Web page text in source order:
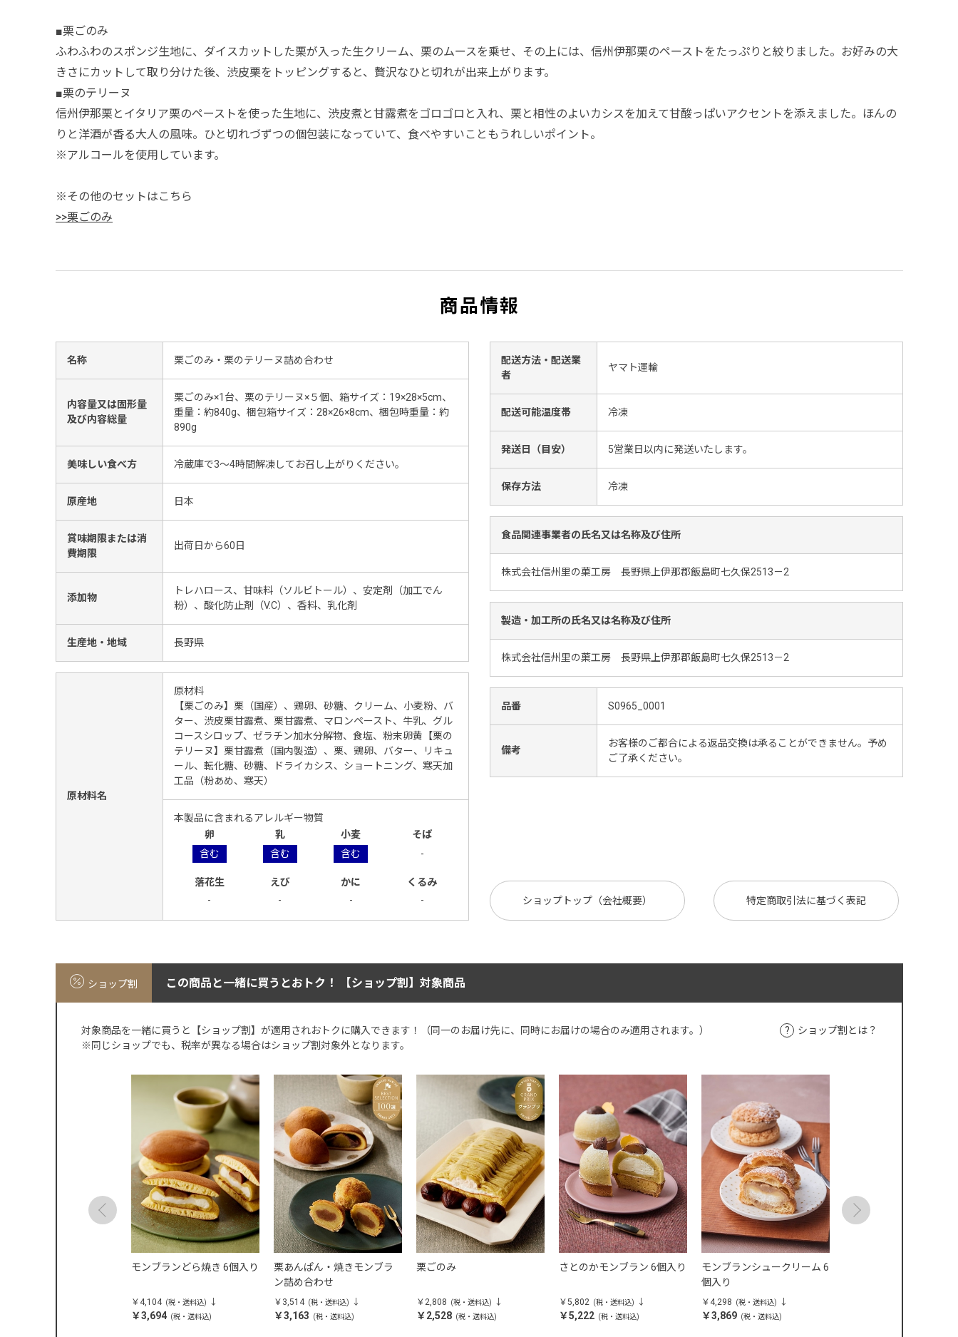
■栗ごのみ
ふわふわのスポンジ生地に、ダイスカットした栗が入った生クリーム、栗のムースを乗せ、その上には、信州伊那栗のペーストをたっぷりと絞りました。お好みの大
きさにカットして取り分けた後、渋皮栗をトッピングすると、贅沢なひと切れが出来上がります。
■栗のテリーヌ
信州伊那栗とイタリア栗のペーストを使った生地に、渋皮煮と甘露煮をゴロゴロと入れ、栗と相性のよいカシスを加えて甘酸っぱいアクセントを添えました。ほんの
りと洋酒が香る大人の風味。ひと切れづずつの個包装になっていて、食べやすいこともうれしいポイント。
※アルコールを使用しています。
※その他のセットはこちら
>>栗ごのみ
商品情報
名称 栗ごのみ・栗のテリーヌ詰め合わせ
内容量又は固形量
及び内容総量
栗ごのみ×1台、栗のテリーヌ×５個、箱サイズ：19×28×5cm、
重量：約840g、梱包箱サイズ：28×26×8cm、梱包時重量：約
890g
美味しい食べ方 冷蔵庫で3～4時間解凍してお召し上がりください。
原産地 日本
賞味期限または消
費期限
出荷日から60日
添加物
トレハロース、甘味料（ソルビトール）、安定剤（加工でん
粉）、酸化防止剤（V.C）、香料、乳化剤
生産地・地域 長野県
原材料名
原材料
【栗ごのみ】栗（国産）、鶏卵、砂糖、クリーム、小麦粉、バ
ター、渋皮栗甘露煮、栗甘露煮、マロンペースト、牛乳、グル
コースシロップ、ゼラチン加水分解物、食塩、粉末卵黄【栗の
テリーヌ】栗甘露煮（国内製造）、栗、鶏卵、バター、リキュ
ール、転化糖、砂糖、ドライカシス、ショートニング、寒天加
工品（粉あめ、寒天）
本製品に含まれるアレルギー物質
卵
乳 小麦
そば
含む
含む 含む -
落花生 えび かに
くるみ
-
- - -
配送方法・配送業
者
ヤマト運輸
配送可能温度帯 冷凍
発送日（目安） 5営業日以内に発送いたします。
保存方法 冷凍
食品関連事業者の氏名又は名称及び住所
株式会社信州里の菓工房 長野県上伊那郡飯島町七久保2513－2
製造・加工所の氏名又は名称及び住所
株式会社信州里の菓工房 長野県上伊那郡飯島町七久保2513－2
品番 S0965_0001
備考
お客様のご都合による返品交換は承ることができません。予め
ご了承ください。
ショップトップ（会社概要） 特定商取引法に基づく表記
ショップ割 この商品と一緒に買うとおトク！ 【ショップ割】対象商品
対象商品を一緒に買うと【ショップ割】が適用されおトクに購入できます！（同一のお届け先に、同時にお届けの場合のみ適用されます。）
※同じショップでも、税率が異なる場合はショップ割対象外となります。
ショップ割とは？
モンブランどら焼き 6個入り
￥4,104 (税・送料込)
￥3,694 (税・送料込)
栗あんぱん・焼きモンブラ
ン詰め合わせ
￥3,514 (税・送料込)
￥3,163 (税・送料込)
栗ごのみ
￥2,808 (税・送料込)
￥2,528 (税・送料込)
さとのかモンブラン 6個入り
￥5,802 (税・送料込)
￥5,222 (税・送料込)
モンブランシュークリーム 6
個入り
￥4,298 (税・送料込)
￥3,869 (税・送料込)